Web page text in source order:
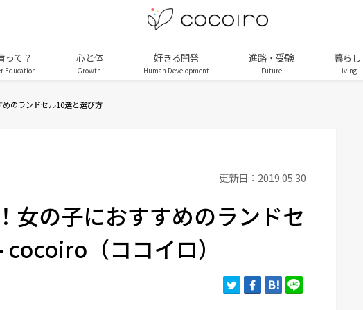
って？
Education
心と体
Growth
好きる開発
Human Development
進路・受験
Future
暮らし
Living
のランドセル10選と選び方
更新日：2019.05.30
女の子におすすめのランドセ
（ココイロ）